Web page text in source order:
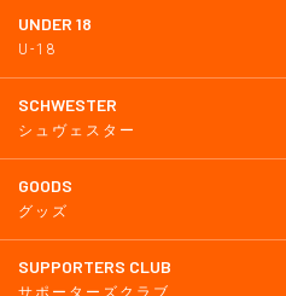
UNDER 18
U-18
SCHWESTER
シュヴェスター
GOODS
グッズ
SUPPORTERS CLUB